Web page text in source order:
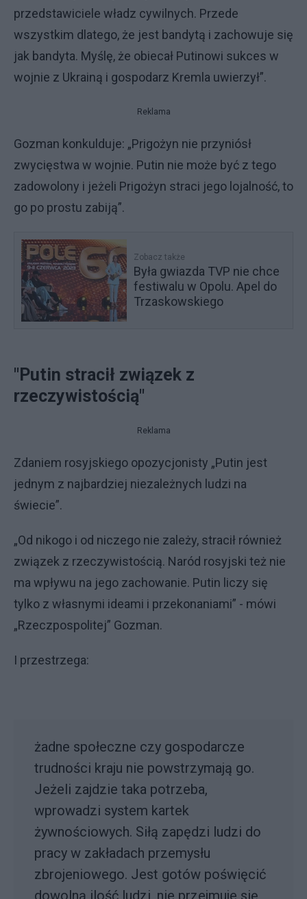
przedstawiciele władz cywilnych. Przede
wszystkim dlatego, że jest bandytą i zachowuje się
jak bandyta. Myślę, że obiecał Putinowi sukces w
wojnie z Ukrainą i gospodarz Kremla uwierzył”.
Reklama
Gozman konkulduje: „Prigożyn nie przyniósł
zwycięstwa w wojnie. Putin nie może być z tego
zadowolony i jeżeli Prigożyn straci jego lojalność, to
go po prostu zabiją”.
Zobacz także
Była gwiazda TVP nie chce
festiwalu w Opolu. Apel do
Trzaskowskiego
"Putin stracił związek z
rzeczywistością"
Reklama
Zdaniem rosyjskiego opozycjonisty „Putin jest
jednym z najbardziej niezależnych ludzi na
świecie”.
„Od nikogo i od niczego nie zależy, stracił również
związek z rzeczywistością. Naród rosyjski też nie
ma wpływu na jego zachowanie. Putin liczy się
tylko z własnymi ideami i przekonaniami” - mówi
„Rzeczpospolitej” Gozman.
I przestrzega:
żadne społeczne czy gospodarcze
trudności kraju nie powstrzymają go.
Jeżeli zajdzie taka potrzeba,
wprowadzi system kartek
żywnościowych. Siłą zapędzi ludzi do
pracy w zakładach przemysłu
zbrojeniowego. Jest gotów poświęcić
dowolną ilość ludzi, nie przejmuje się